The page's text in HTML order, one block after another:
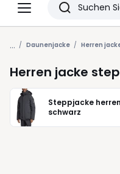
Menü
Redoute
Suchen
Zuletzt
Artikel
... Daunenjacke Herren
Herren jacke
Steppjacke herren
schwarz